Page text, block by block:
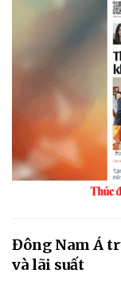
Đông Nam Á
và lãi suất